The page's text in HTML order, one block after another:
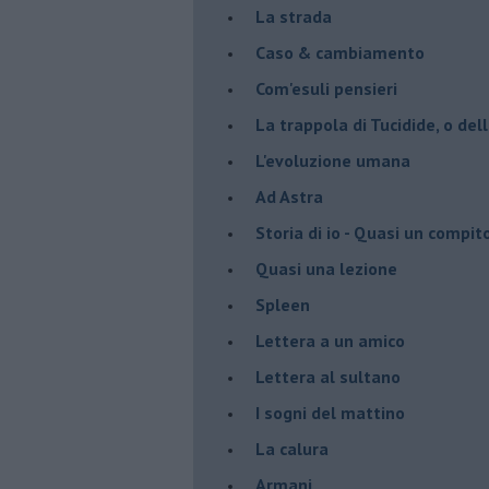
La strada
Caso & cambiamento
Com'esuli pensieri
La trappola di Tucidide, o
L'evoluzione umana
Ad Astra
Storia di io - Quasi un
Quasi una lezione
Spleen
Lettera a un amico
Lettera al sultano
I sogni del mattino
La calura
Armani